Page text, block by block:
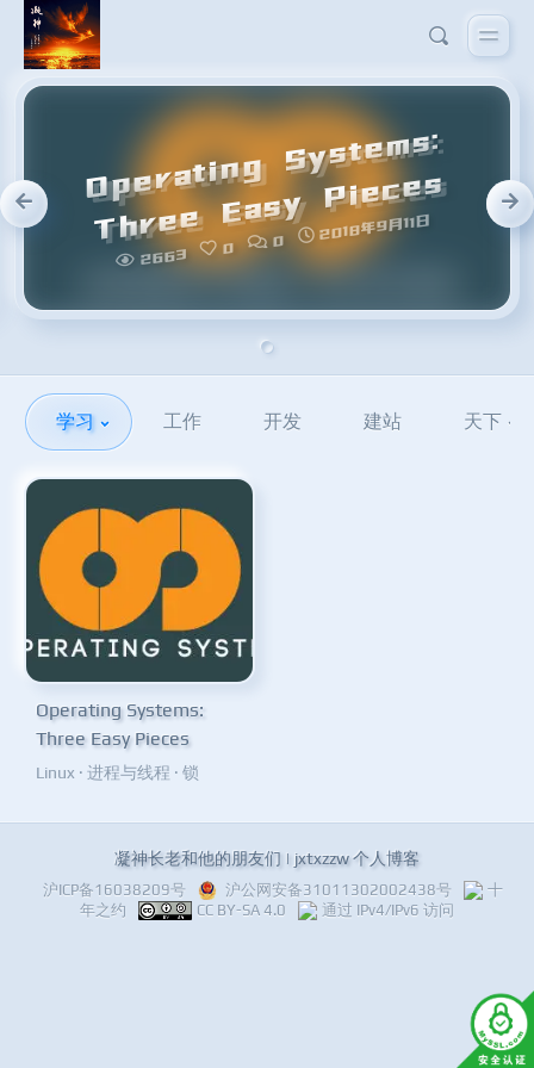
学习 工作 开发 建站 天下
Operating Systems:
Three Easy Pieces
Linux · 进程与线程 · 锁
凝神长老和他的朋友们 | jxtxzzw 个人博客
沪ICP备16038209号 沪公网安备31011302002438号
十
年之约
CC BY-SA 4.0 通过 IPv4/IPv6 访问